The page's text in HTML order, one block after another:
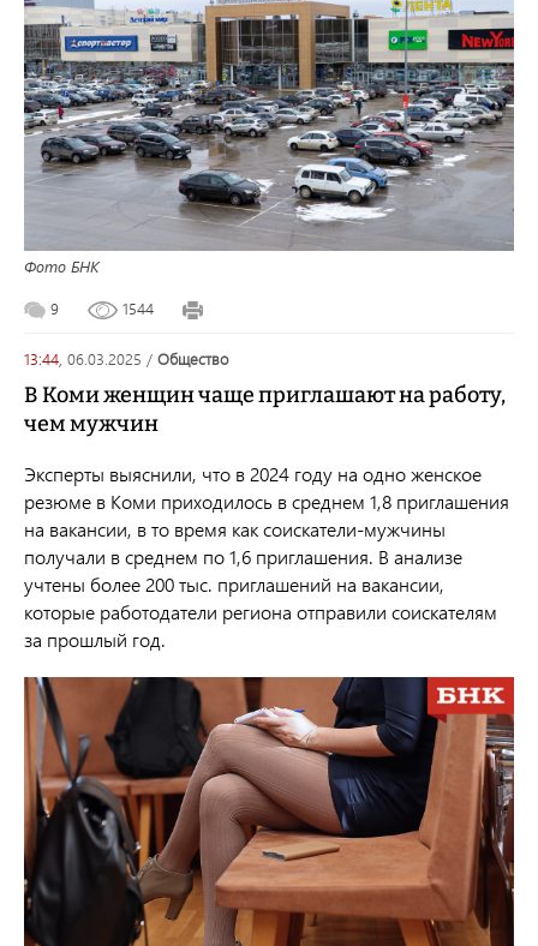
Фото БНК
9 1544
13:44, 06.03.2025 / общество
В Коми женщин чаще приглашают на работу,
чем мужчин
Эксперты выяснили, что в 2024 году на одно женское
резюме в Коми приходилось в среднем 1,8 приглашения
на вакансии, в то время как соискатели-мужчины
получали в среднем по 1,6 приглашения. В анализе
учтены более 200 тыс. приглашений на вакансии,
которые работодатели региона отправили соискателям
за прошлый год.